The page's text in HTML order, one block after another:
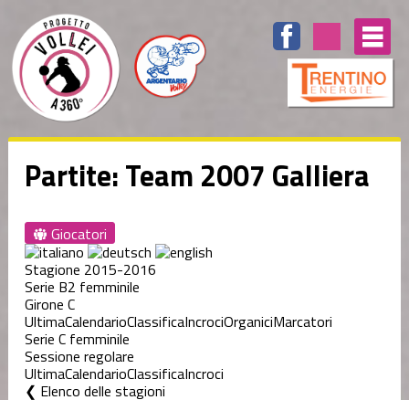
Partite: Team 2007 Galliera
Giocatori
Stagione 2015-2016
Serie B2 femminile
Girone C
UltimaCalendarioClassificaIncrociOrganiciMarcatori
Serie C femminile
Sessione regolare
UltimaCalendarioClassificaIncroci
Elenco delle stagioni